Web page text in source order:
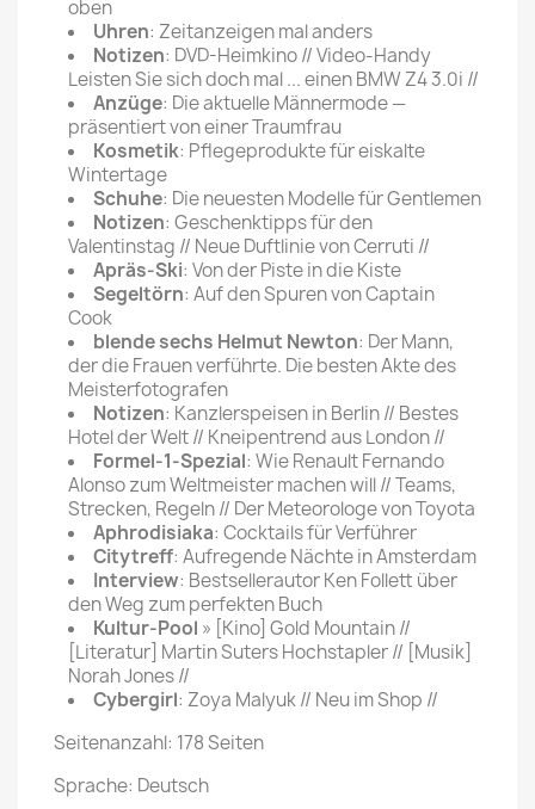
oben
Uhren: Zeitanzeigen mal anders
Notizen: DVD-Heimkino // Video-Handy
Leisten Sie sich doch mal ... einen BMW Z4 3.0i //
Anzüge: Die aktuelle Männermode —
präsentiert von einer Traumfrau
Kosmetik: Pflegeprodukte für eiskalte
Wintertage
Schuhe: Die neuesten Modelle für Gentlemen
Notizen: Geschenktipps für den
Valentinstag // Neue Duftlinie von Cerruti //
Apräs-Ski: Von der Piste in die Kiste
Segeltörn: Auf den Spuren von Captain
Cook
blende sechs Helmut Newton: Der Mann,
der die Frauen verführte. Die besten Akte des
Meisterfotografen
Notizen: Kanzlerspeisen in Berlin // Bestes
Hotel der Welt // Kneipentrend aus London //
Formel-1-Spezial: Wie Renault Fernando
Alonso zum Weltmeister machen will // Teams,
Strecken, Regeln // Der Meteorologe von Toyota
Aphrodisiaka: Cocktails für Verführer
Citytreff: Aufregende Nächte in Amsterdam
Interview: Bestsellerautor Ken Follett über
den Weg zum perfekten Buch
Kultur-Pool » [Kino] Gold Mountain //
[Literatur] Martin Suters Hochstapler // [Musik]
Norah Jones //
Cybergirl: Zoya Malyuk // Neu im Shop //
Seitenanzahl: 178 Seiten
Sprache: Deutsch